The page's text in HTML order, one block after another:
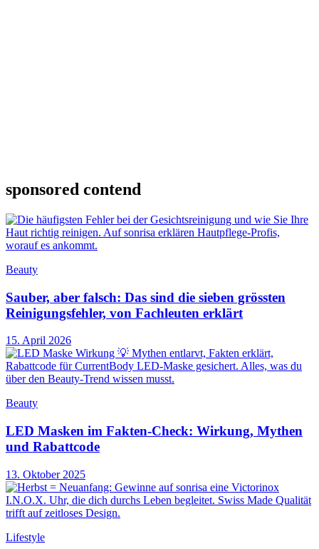
sponsored contend
Beauty
Sauber, aber falsch: Das sind die sieben grössten
Reinigungsfehler, von Fachleuten erklärt
15. April 2026
Beauty
LED Masken im Fakten-Check: Wirkung, Mythen
und Rabattcode
13. Oktober 2025
Lifestyle